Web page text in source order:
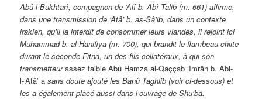
Abû-l-Bukhtarî, compagnon de ‘Alî b. Abî Talib (m. 661) affirme,
dans une transmission de ‘Atâ’ b. as-Sâ’ib, dans un contexte
irakien, qu’il la interdit de consommer leurs viandes, il rejoint ici
Muhammad b. al-Hanifiya (m. 700), qui brandit le flambeau chiite
durant le seconde Fitna, un des fils collatéraux, à qui son
transmetteurassez faible Abû Hamza al-Qaççab ‘Imrân b. Abi-
l-‘Atâ’ a sans doute ajouté les Banû Taghlib (voir ci-dessous) et
les a également placé aussi dans l’ouvrage de Shu‘ba.